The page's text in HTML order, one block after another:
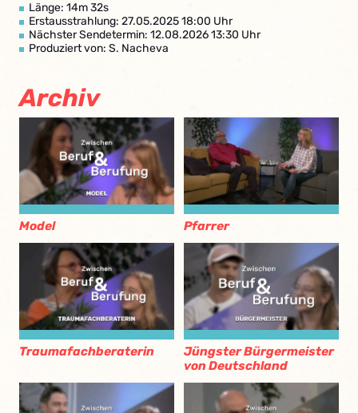
Länge: 14m 32s
Erstausstrahlung: 27.05.2025 18:00 Uhr
Nächster Sendetermin: 12.08.2026 13:30 Uhr
Produziert von: S. Nacheva
Archiv
Model Pfarrer
Traumafachberaterin
Jüngster Bürgermeister
von Deutschland